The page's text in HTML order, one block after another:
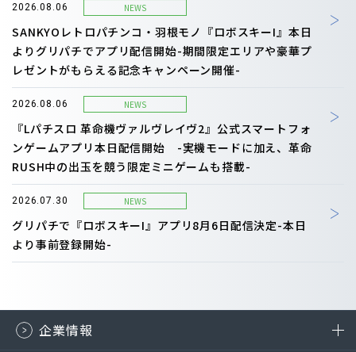
2026.08.06 NEWS
SANKYOレトロパチンコ・羽根モノ『ロボスキーI』本日
よりグリパチでアプリ配信開始-期間限定エリアや豪華プ
レゼントがもらえる記念キャンペーン開催-
2026.08.06 NEWS
『Lパチスロ 革命機ヴァルヴレイヴ2』公式スマートフォ
ンゲームアプリ本日配信開始 -実機モードに加え、革命
RUSH中の出玉を競う限定ミニゲームも搭載-
2026.07.30 NEWS
グリパチで『ロボスキーI』アプリ8月6日配信決定-本日
より事前登録開始-
企業情報